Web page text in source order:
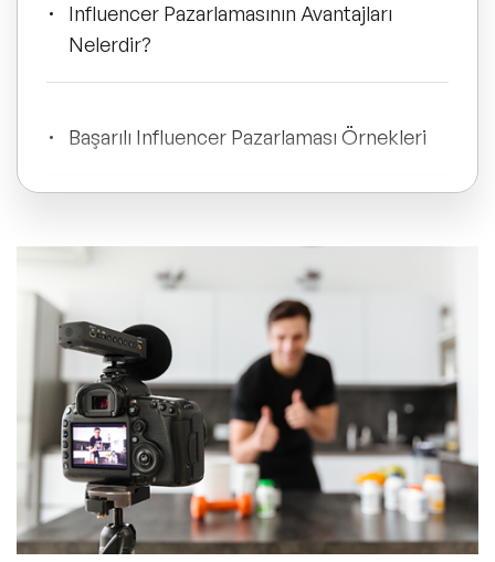
Trend Konular
🔥 Global Konuşmacılar
🔥 Motivasyon Konuşmacıları
🔥 Ekonomi Konuşmacıları
🔥 Yapay Zeka Konuşmacıları
Influencer Pazarlamasının Avantajları
Nelerdir?
Başarılı Influencer Pazarlaması Örnekleri
Sorulan Sorular